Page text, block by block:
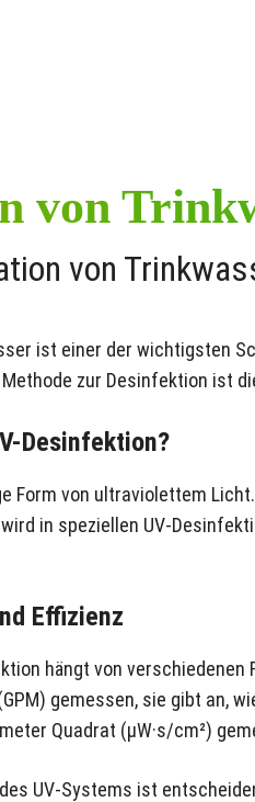
von
von
ist einer der wichtigsten
zur Desinfektion ist
Desinfektion?
Form von ultraviolettem
in speziellen UV-
Effizienz
hängt von
gemessen, sie gibt an,
Quadrat (µW·s/cm²)
UV-Systems ist